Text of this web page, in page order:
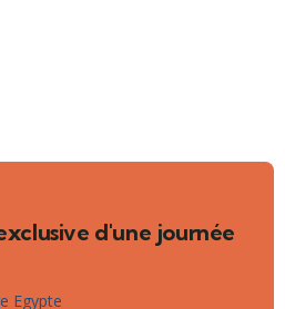
d'une journée
Egypte